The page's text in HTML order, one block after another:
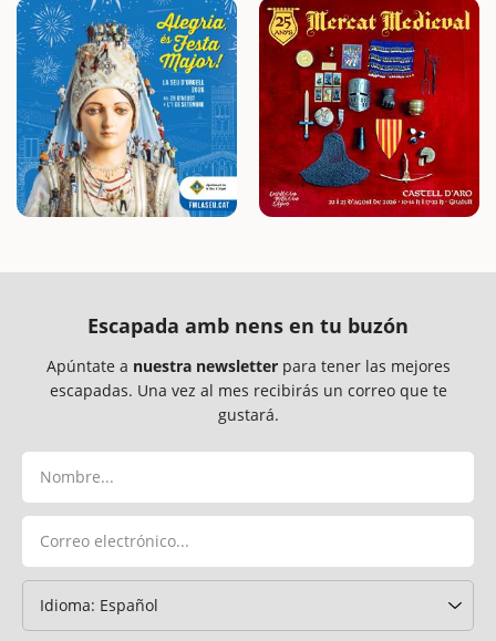
Escapada amb nens en tu buzón
Apúntate a nuestra newsletterpara tener las mejores
escapadas. Una vez al mes recibirás un correo que te
gustará.